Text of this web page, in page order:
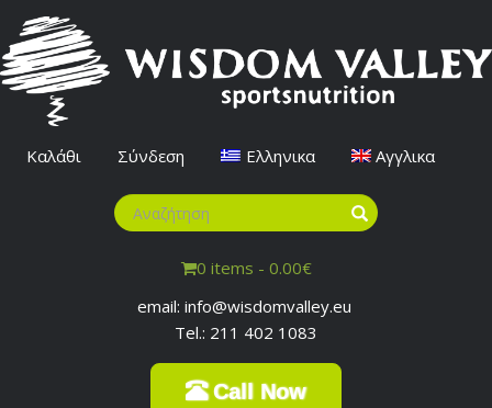
Καλάθι Σύνδεση Ελληνικα Αγγλικα
0 items - 0.00€
email: info@wisdomvalley.eu
Tel.: 211 402 1083
Call Now